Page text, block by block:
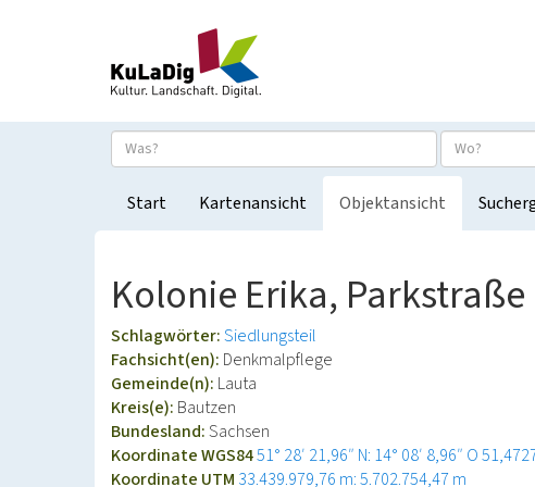
Start Kartenansicht Objektansicht
Kolonie Erika, Parkstraße
Schlagwörter:Siedlungsteil
Fachsicht(en): Denkmalpflege
Gemeinde(n): Lauta
Kreis(e): Bautzen
Bundesland:Sachsen
Koordinate WGS8451° 28′ 21,96″ N: 14° 08′ 8,96″ O
Koordinate UTM 33.439.979,76 m: 5.702.754,47 m